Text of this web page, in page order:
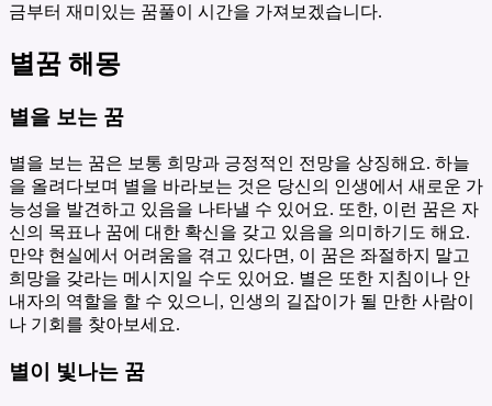
금부터 재미있는 꿈풀이 시간을 가져보겠습니다.
별꿈 해몽
별을 보는 꿈
별을 보는 꿈은 보통 희망과 긍정적인 전망을 상징해요. 하늘
을 올려다보며 별을 바라보는 것은 당신의 인생에서 새로운 가
능성을 발견하고 있음을 나타낼 수 있어요. 또한, 이런 꿈은 자
신의 목표나 꿈에 대한 확신을 갖고 있음을 의미하기도 해요.
만약 현실에서 어려움을 겪고 있다면, 이 꿈은 좌절하지 말고
희망을 갖라는 메시지일 수도 있어요. 별은 또한 지침이나 안
내자의 역할을 할 수 있으니, 인생의 길잡이가 될 만한 사람이
나 기회를 찾아보세요.
별이 빛나는 꿈